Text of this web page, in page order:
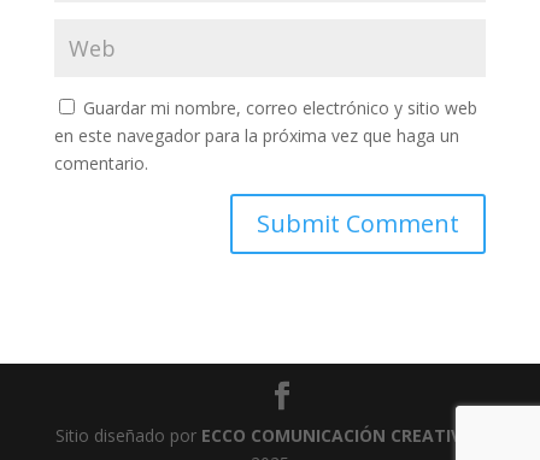
Guardar mi nombre, correo electrónico y sitio web
en este navegador para la próxima vez que haga un
comentario.
Sitio diseñado por ECCO COMUNICACIÓN CREATIVA